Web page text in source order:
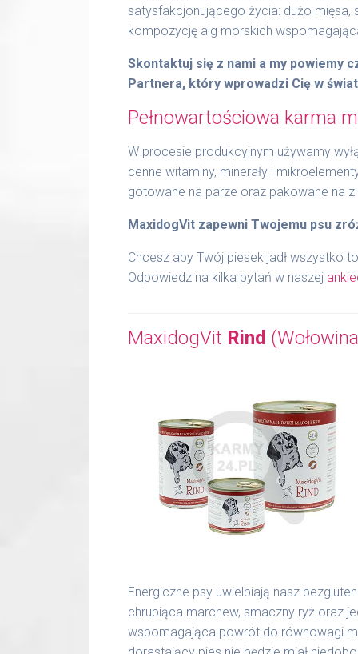
satysfakcjonującego życia: dużo mięsa,
kompozycję alg morskich
Skontaktuj się z nami a my powiemy
Partnera, który wprowadzi Cię w
Pełnowartościowa karma
W procesie produkcyjnym używamy
cenne witaminy, minerały i
gotowane na parze oraz pakowane na
MaxidogVit zapewni Twojemu psu
Chcesz aby Twój piesek jadł wszystko
Odpowiedz na kilka pytań w naszej
MaxidogVit Rind
Energiczne psy uwielbiają nasz
chrupiąca marchew, smaczny ryż oraz
wspomagająca powrót do równowagi